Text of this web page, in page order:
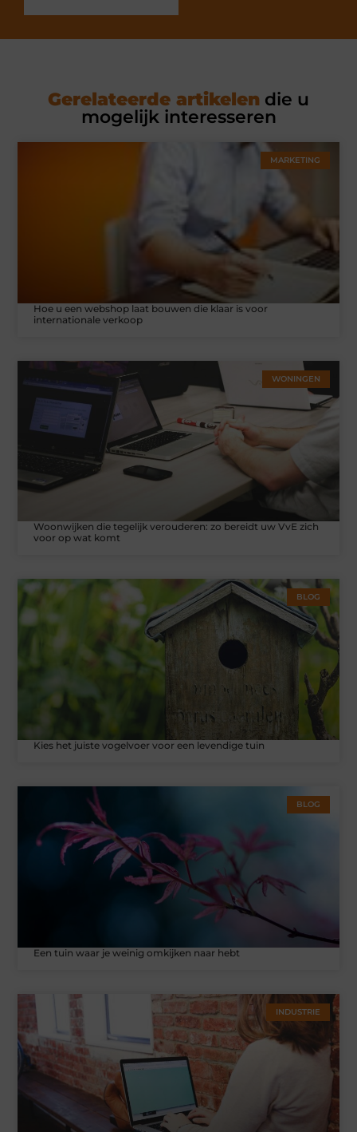
Gerelateerde artikelen die u
mogelijk interesseren
MARKETING
Hoe u een webshop laat bouwen die klaar is voor
internationale verkoop
WONINGEN
Woonwijken die tegelijk verouderen: zo bereidt uw VvE zich
voor op wat komt
BLOG
Kies het juiste vogelvoer voor een levendige tuin
BLOG
Een tuin waar je weinig omkijken naar hebt
INDUSTRIE